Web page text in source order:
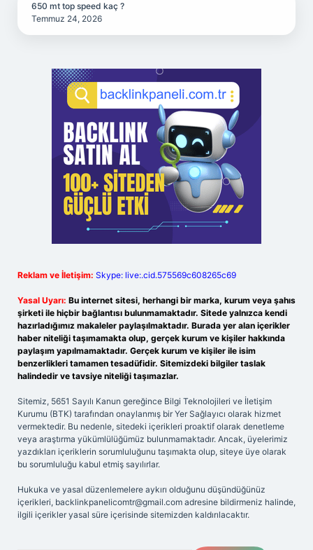
650 mt top speed kaç ?
Temmuz 24, 2026
Reklam ve İletişim: Skype: live:.cid.575569c608265c69
Yasal Uyarı: Bu internet sitesi, herhangi bir marka, kurum veya şahıs
şirketi ile hiçbir bağlantısı bulunmamaktadır. Sitede yalnızca kendi
hazırladığımız makaleler paylaşılmaktadır. Burada yer alan içerikler
haber niteliği taşımamakta olup, gerçek kurum ve kişiler hakkında
paylaşım yapılmamaktadır. Gerçek kurum ve kişiler ile isim
benzerlikleri tamamen tesadüfidir. Sitemizdeki bilgiler taslak
halindedir ve tavsiye niteliği taşımazlar.
Sitemiz, 5651 Sayılı Kanun gereğince Bilgi Teknolojileri ve İletişim
Kurumu (BTK) tarafından onaylanmış bir Yer Sağlayıcı olarak hizmet
vermektedir. Bu nedenle, sitedeki içerikleri proaktif olarak denetleme
veya araştırma yükümlülüğümüz bulunmamaktadır. Ancak, üyelerimiz
yazdıkları içeriklerin sorumluluğunu taşımakta olup, siteye üye olarak
bu sorumluluğu kabul etmiş sayılırlar.
Hukuka ve yasal düzenlemelere aykırı olduğunu düşündüğünüz
içerikleri, backlinkpanelicomtr@gmail.com adresine bildirmeniz halinde,
ilgili içerikler yasal süre içerisinde sitemizden kaldırılacaktır.